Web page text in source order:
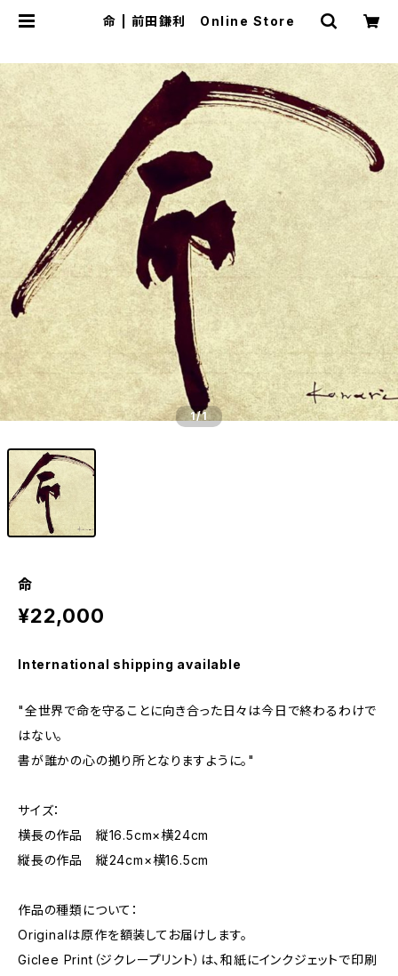
命 | 前田鎌利 Online Store
1/1
命
¥22,000
International shipping available
"全世界で命を守ることに向き合った日々は今日で終わるわけで
はない。
書が誰かの心の拠り所となりますように。"
サイズ：
横長の作品 縦16.5cm×横24cm
縦長の作品 縦24cm×横16.5cm
作品の種類について：
Originalは原作を額装してお届けします。
Giclee Print（ジクレープリント）は、和紙にインクジェットで印刷